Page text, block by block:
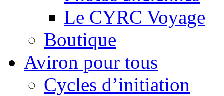
Le CYRC Voyage
Boutique
Aviron pour tous
Cycles d’initiation